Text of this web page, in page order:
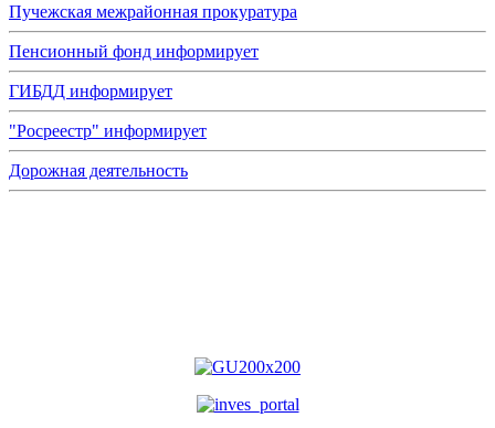
Пучежская межрайонная прокуратура
Пенсионный фонд информирует
ГИБДД информирует
"Росреестр" информирует
Дорожная деятельность